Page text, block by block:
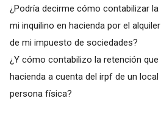
¿Podría decirme cómo contabilizar
mi inquilino en hacienda por el
de mi impuesto de sociedades?
¿Y cómo contabilizo la retención que
hacienda a cuenta del irpf de un
persona física?